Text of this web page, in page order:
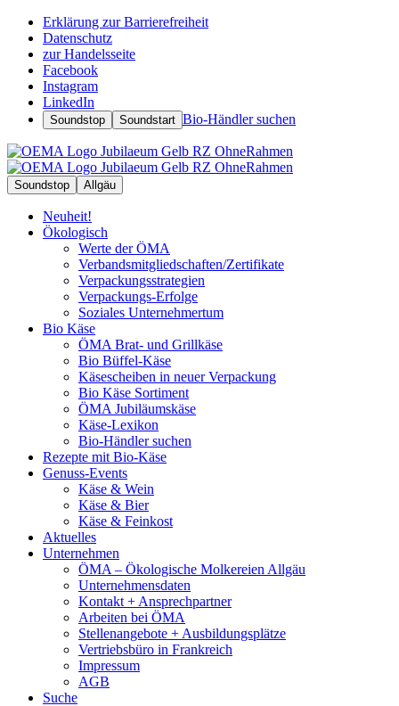
Erklärung zur Barrierefreiheit
Datenschutz
zur Handelsseite
Facebook
Instagram
LinkedIn
Soundstop Soundstart Bio-Händler suchen
Soundstop Allgäu
Neuheit!
Ökologisch
Werte der ÖMA
Verbandsmitgliedschaften/Zertifikate
Verpackungsstrategien
Verpackungs-Erfolge
Soziales Unternehmertum
Bio Käse
ÖMA Brat- und Grillkäse
Bio Büffel-Käse
Käsescheiben in neuer Verpackung
Bio Käse Sortiment
ÖMA Jubiläumskäse
Käse-Lexikon
Bio-Händler suchen
Rezepte mit Bio-Käse
Genuss-Events
Käse & Wein
Käse & Bier
Käse & Feinkost
Aktuelles
Unternehmen
ÖMA – Ökologische Molkereien Allgäu
Unternehmensdaten
Kontakt + Ansprechpartner
Arbeiten bei ÖMA
Stellenangebote + Ausbildungsplätze
Vertriebsbüro in Frankreich
Impressum
AGB
Suche